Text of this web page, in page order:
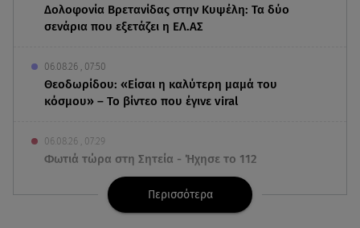
Δολοφονία Βρετανίδας στην Κυψέλη: Τα δύο
σενάρια που εξετάζει η ΕΛ.ΑΣ
06.08.26 , 07:50
Θεοδωρίδου: «Είσαι η καλύτερη μαμά του
κόσμου» – Το βίντεο που έγινε viral
06.08.26 , 07:29
Φωτιά τώρα στη Σητεία - Ήχησε το 112
06.08.26 , 03:00
Εορτολόγιο: Ποιοι γιορτάζουν στις 6 Αυγούστου
Περισσότερα